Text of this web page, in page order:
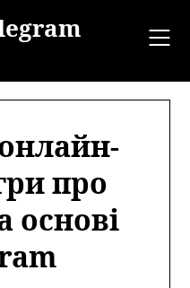
про
основі